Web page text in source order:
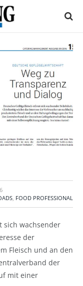
, FOOD PROFESSIONAL
sich wachsender
der
Fleisch und an den
der
mit einer